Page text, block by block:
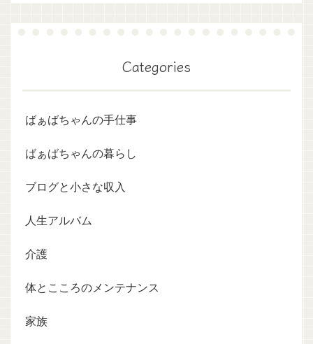
Categories
ばぁばちゃんの手仕事
ばぁばちゃんの暮らし
ブログと小さな収入
人生アルバム
介護
体とこころのメンテナンス
家族